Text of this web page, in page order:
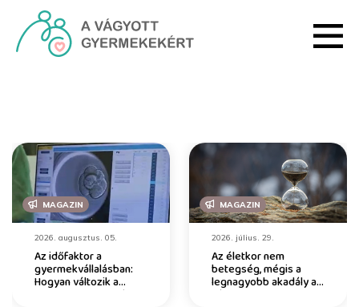
Ugrás a fő tartalomhoz
MAGAZIN
2026. augusztus. 05.
Az időfaktor a
gyermekvállalásban:
Hogyan változik a
petesejtek minősége?
MAGAZIN
2026. július. 29.
Az életkor nem
betegség, mégis a
legnagyobb akadály a
vágyott gyermek